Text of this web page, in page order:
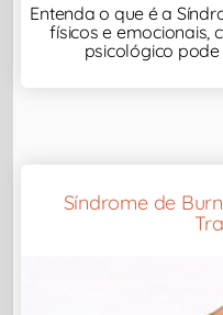
Entenda o que é a
físicos e emocionais,
psicológico
Síndrome de